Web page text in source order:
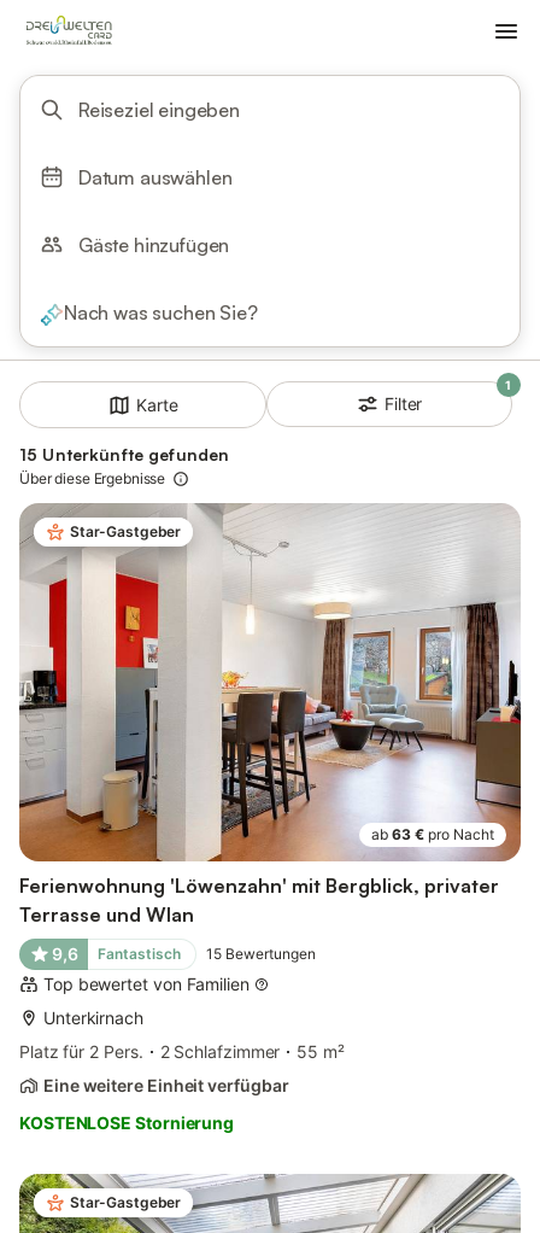
Reiseziel eingeben
Datum auswählen
Gäste hinzufügen
Nach was suchen Sie?
Karte
1
Filter
15 Unterkünfte gefunden
Über diese Ergebnisse
Star-Gastgeber
ab 63 € pro Nacht
Ferienwohnung 'Löwenzahn' mit Bergblick, privater
Terrasse und Wlan
9,6 Fantastisch 15 Bewertungen
Top bewertet von Familien
Unterkirnach
Platz für 2 Pers.
2 Schlafzimmer
55 m²
Eine weitere Einheit verfügbar
KOSTENLOSE Stornierung
Star-Gastgeber